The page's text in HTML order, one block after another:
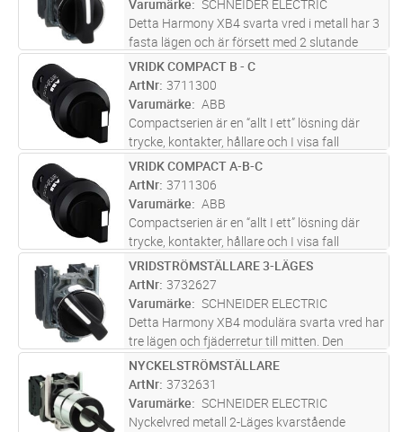
Varumärke
SCHNEIDER ELECTRIC
Detta Harmony XB4 svarta vred i metall har 3
fasta lägen och är försett med 2 slutande
kontakter. Det har en frontring i metall. Det
installeras enkelt i kaslingar och apparatskåp
med 22 mm håltagnin
ST Lägg i kundvagn
VRIDK COMPACT B - C
ArtNr 3711300
Varumärke
ABB
Compactserien är en “allt I ett” lösning där
trycke, kontakter, hållare och I visa fall
ljuskälla är inkluderade I en enhet.
Compactserein finns i en mängd olika
produkttyper såsom: tryckknappar, si
mer
ST Lägg i kundvagn
VRIDK COMPACT A-B-C
ArtNr 3711306
Varumärke
ABB
Compactserien är en “allt I ett” lösning där
trycke, kontakter, hållare och I visa fall
ljuskälla är inkluderade I en enhet.
Compactserein finns i en mängd olika
produkttyper såsom: tryckknappar, si
mer
ST Lägg i kundvagn
VRIDSTRÖMSTÄLLARE 3-LÄGES
ArtNr 3732627
Varumärke
SCHNEIDER ELECTRIC
Detta Harmony XB4 modulära svarta vred har
tre lägen och fjäderretur till mitten. Den
levereras med kort vred och en slutande
kontakt. Det har en frontring i metall. Detta
vred ger ett mångsidigt grä...läs mer
ST Lägg i kundvagn
NYCKELSTRÖMSTÄLLARE
ArtNr 3732631
Varumärke
SCHNEIDER ELECTRIC
Nyckelvred metall 2-Läges kvarstående